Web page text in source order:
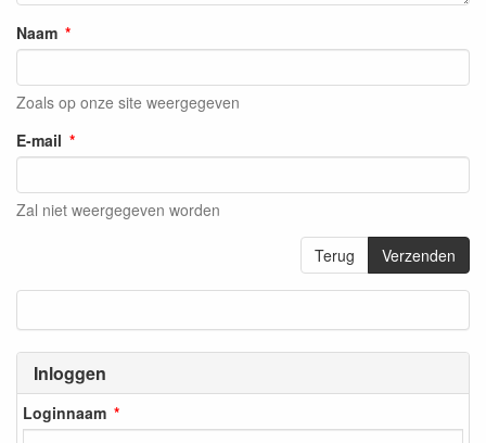
Inloggen
Loginnaam
Naam
Zoals op onze site weergegeven
E-mail
Zal niet weergegeven worden
Terug Verzenden